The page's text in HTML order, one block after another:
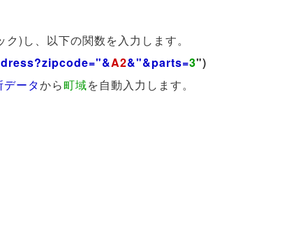
)し、以下の関数を入力します。
A2&"&parts=3")
ータから町域を自動入力します。